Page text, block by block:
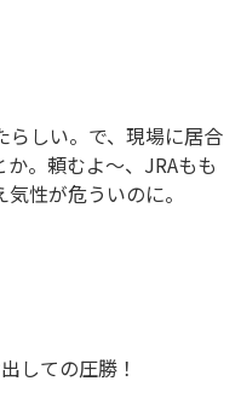
しい。で、現場に居合
。頼むよ～、JRAもも
性が危ういのに。
しての圧勝！